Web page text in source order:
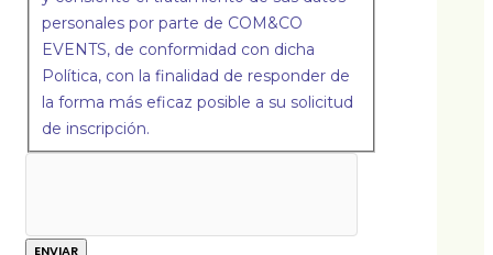
personales por parte de COM&CO
EVENTS, de conformidad con dicha
Política, con la finalidad de responder de
la forma más eficaz posible a su solicitud
de inscripción.
ENVIAR